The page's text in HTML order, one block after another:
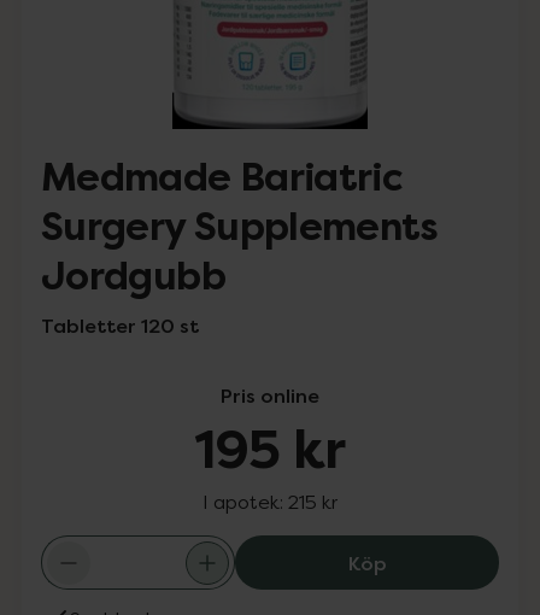
Medmade Bariatric
Surgery Supplements
Jordgubb
Tabletter 120 st
Pris online
195 kr
I apotek: 215 kr
KöpMedmade